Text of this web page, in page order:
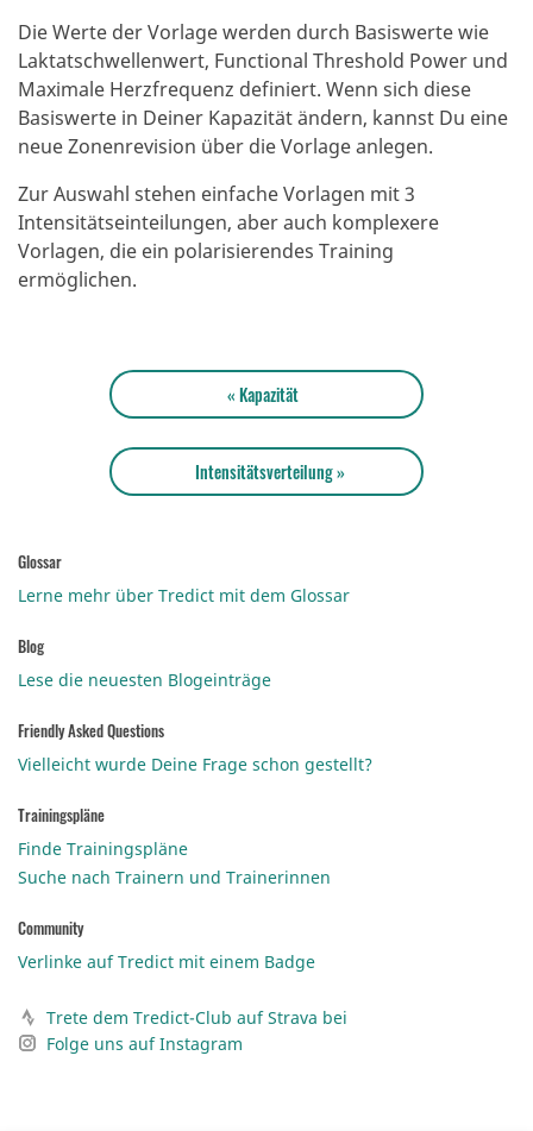
Die Werte der Vorlage werden durch Basiswerte wie
Laktatschwellenwert, Functional Threshold Power und
Maximale Herzfrequenz definiert. Wenn sich diese
Basiswerte in Deiner Kapazität ändern, kannst Du eine
neue Zonenrevision über die Vorlage anlegen.
Zur Auswahl stehen einfache Vorlagen mit 3
Intensitätseinteilungen, aber auch komplexere
Vorlagen, die ein polarisierendes Training
ermöglichen.
« Kapazität
Intensitätsverteilung »
Glossar
Lerne mehr über Tredict mit dem Glossar
Blog
Lese die neuesten Blogeinträge
Friendly Asked Questions
Vielleicht wurde Deine Frage schon gestellt?
Trainingspläne
Finde Trainingspläne
Suche nach Trainern und Trainerinnen
Community
Verlinke auf Tredict mit einem Badge
Trete dem Tredict-Club auf Strava bei
Folge uns auf Instagram